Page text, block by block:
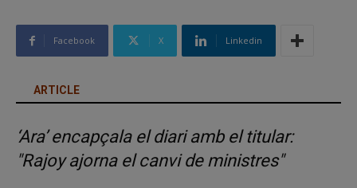
Facebook X Linkedin
ARTICLE
‘Ara’ encapçala el diari amb el titular:
"Rajoy ajorna el canvi de ministres"